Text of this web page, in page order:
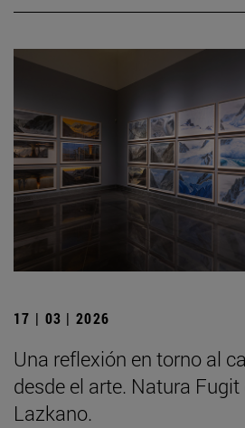
17 | 03 | 2026
Una reflexión en torno al
desde el arte. Natura
Lazkano.